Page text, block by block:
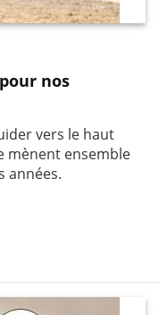
nos
vers le haut
mènent ensemble
années.